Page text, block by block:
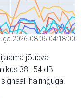
2026-08-06 04:18:00
jõudva
38–54 dB
häiringuga.